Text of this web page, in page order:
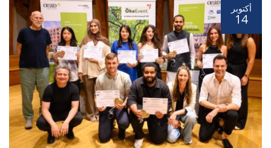
أكتوبر
14